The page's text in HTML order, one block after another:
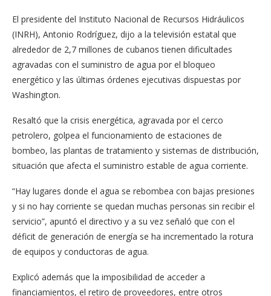
El presidente del Instituto Nacional de Recursos Hidráulicos
(INRH), Antonio Rodríguez, dijo a la televisión estatal que
alrededor de 2,7 millones de cubanos tienen dificultades
agravadas con el suministro de agua por el bloqueo
energético y las últimas órdenes ejecutivas dispuestas por
Washington.
Resaltó que la crisis energética, agravada por el cerco
petrolero, golpea el funcionamiento de estaciones de
bombeo, las plantas de tratamiento y sistemas de distribución,
situación que afecta el suministro estable de agua corriente.
“Hay lugares donde el agua se rebombea con bajas presiones
y si no hay corriente se quedan muchas personas sin recibir el
servicio”, apuntó el directivo y a su vez señaló que con el
déficit de generación de energía se ha incrementado la rotura
de equipos y conductoras de agua.
Explicó además que la imposibilidad de acceder a
financiamientos, el retiro de proveedores, entre otros